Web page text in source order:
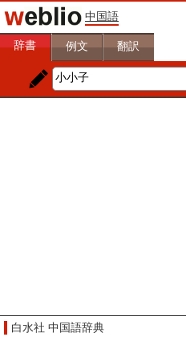
中国語
辞書 例文 翻訳
白水社 中国語辞典